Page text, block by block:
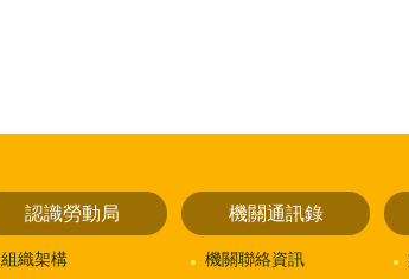
認識勞動局
組織架構
機關通訊錄
機關聯絡資訊